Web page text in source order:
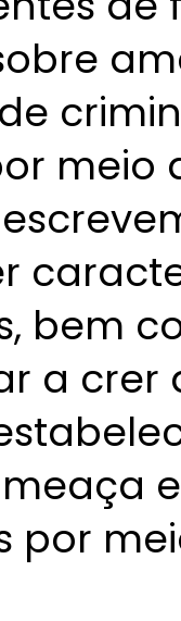
meio
bem
a crer
por